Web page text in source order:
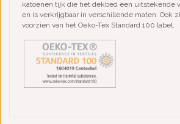
katoenen tijk die het dekbed een uitstekende
en is verkrijgbaar in verschillende maten. Ook
voorzien van het Oeko-Tex Standard 100 label.